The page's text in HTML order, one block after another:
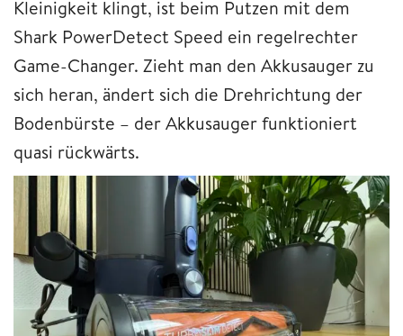
Kleinigkeit klingt, ist beim Putzen mit dem
Shark PowerDetect Speed ein regelrechter
Game-Changer. Zieht man den Akkusauger zu
sich heran, ändert sich die Drehrichtung der
Bodenbürste – der Akkusauger funktioniert
quasi rückwärts.